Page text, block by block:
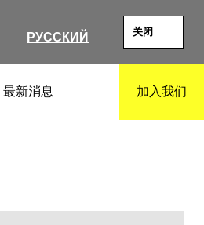
РУССКИЙ 关闭
最新消息 加入我们